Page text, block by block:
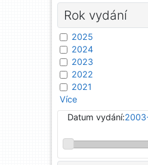
Rok vydání
2025
2024
2023
2022
2021
Více
Datum vydání: